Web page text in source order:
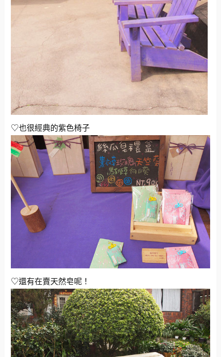
♡也很經典的紫色椅子
♡還有在賣天然皂呢！